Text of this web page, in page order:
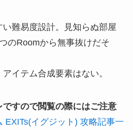
難易度設計。見知らぬ部屋
のRoomから無事抜けだそ
イテム合成要素はない。
ですので閲覧の際にはご注意
EXITs(イグジット) 攻略記事一